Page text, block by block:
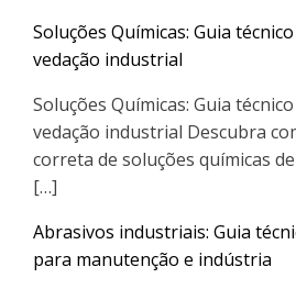
Soluções Químicas: Guia
vedação industrial
Soluções Químicas: Guia
vedação industrial Descubra
correta de soluções químicas
[…]
Abrasivos industriais: Guia
para manutenção e indústria